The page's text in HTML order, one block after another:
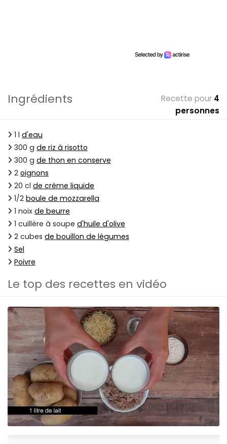
Ingrédients Recette pour 4
personnes
1 l d'eau
300 g de riz à risotto
300 g de thon en conserve
2 oignons
20 cl de crème liquide
1/2 boule de mozzarella
1 noix de beurre
1 cuillère à soupe d'huile d'olive
2 cubes de bouillon de légumes
Sel
Poivre
Le top des recettes en vidéo